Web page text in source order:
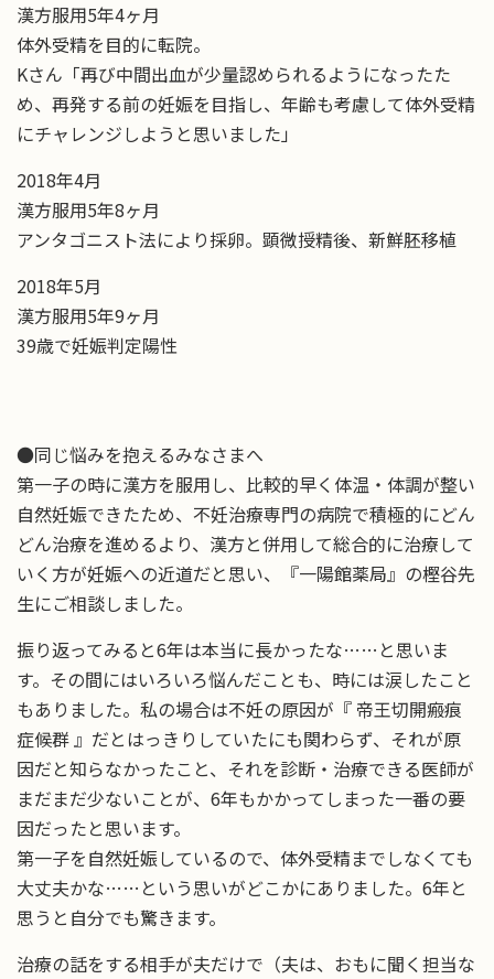
漢方服用5年4ヶ月
体外受精を目的に転院。
Kさん「再び中間出血が少量認められるようになったた
め、再発する前の妊娠を目指し、年齢も考慮して体外受精
にチャレンジしようと思いました」
2018年4月
漢方服用5年8ヶ月
アンタゴニスト法により採卵。顕微授精後、新鮮胚移植
2018年5月
漢方服用5年9ヶ月
39歳で妊娠判定陽性
●同じ悩みを抱えるみなさまへ
第一子の時に漢方を服用し、比較的早く体温・体調が整い
自然妊娠できたため、不妊治療専門の病院で積極的にどん
どん治療を進めるより、漢方と併用して総合的に治療して
いく方が妊娠への近道だと思い、『一陽館薬局』の樫谷先
生にご相談しました。
振り返ってみると6年は本当に長かったな……と思いま
す。その間にはいろいろ悩んだことも、時には涙したこと
もありました。私の場合は不妊の原因が『 帝王切開瘢痕
症候群 』だとはっきりしていたにも関わらず、それが原
因だと知らなかったこと、それを診断・治療できる医師が
まだまだ少ないことが、6年もかかってしまった一番の要
因だったと思います。
第一子を自然妊娠しているので、体外受精までしなくても
大丈夫かな……という思いがどこかにありました。6年と
思うと自分でも驚きます。
治療の話をする相手が夫だけで（夫は、おもに聞く担当な